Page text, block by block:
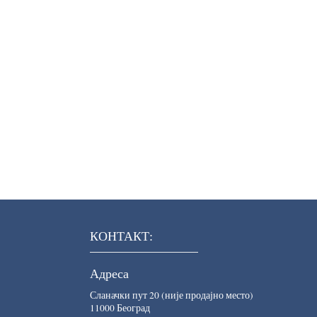
КОНТАКТ:
Адреса
Сланачки пут 20 (није продајно место)
11000 Београд